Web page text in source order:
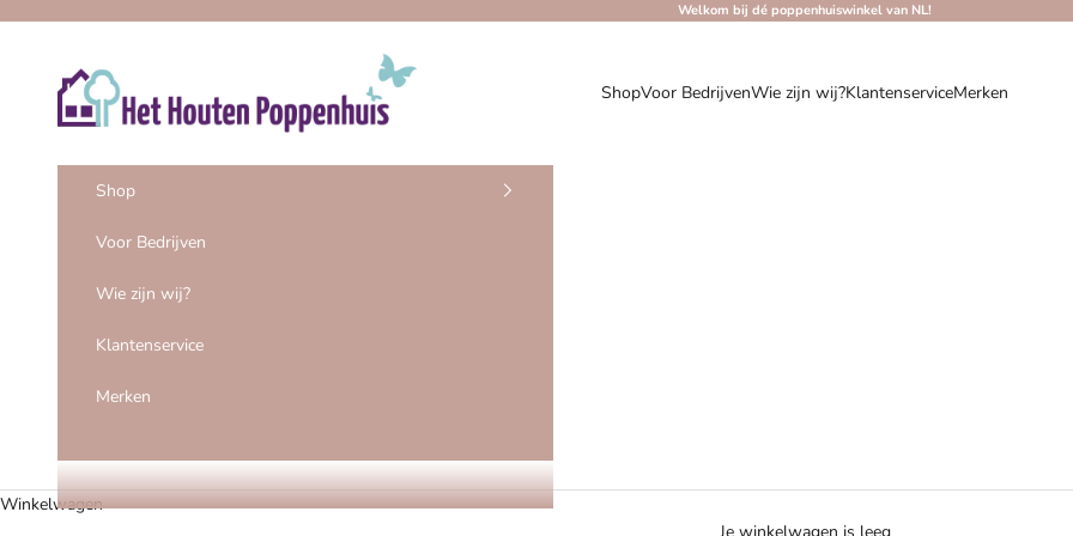
Welkom bij dé poppenhuiswinkel van NL!
Het Houten Poppenhuis
ShopVoor BedrijvenWie zijn wij?KlantenserviceMerken
Shop
Voor Bedrijven
Wie zijn wij?
Klantenservice
Merken
Winkelwagen